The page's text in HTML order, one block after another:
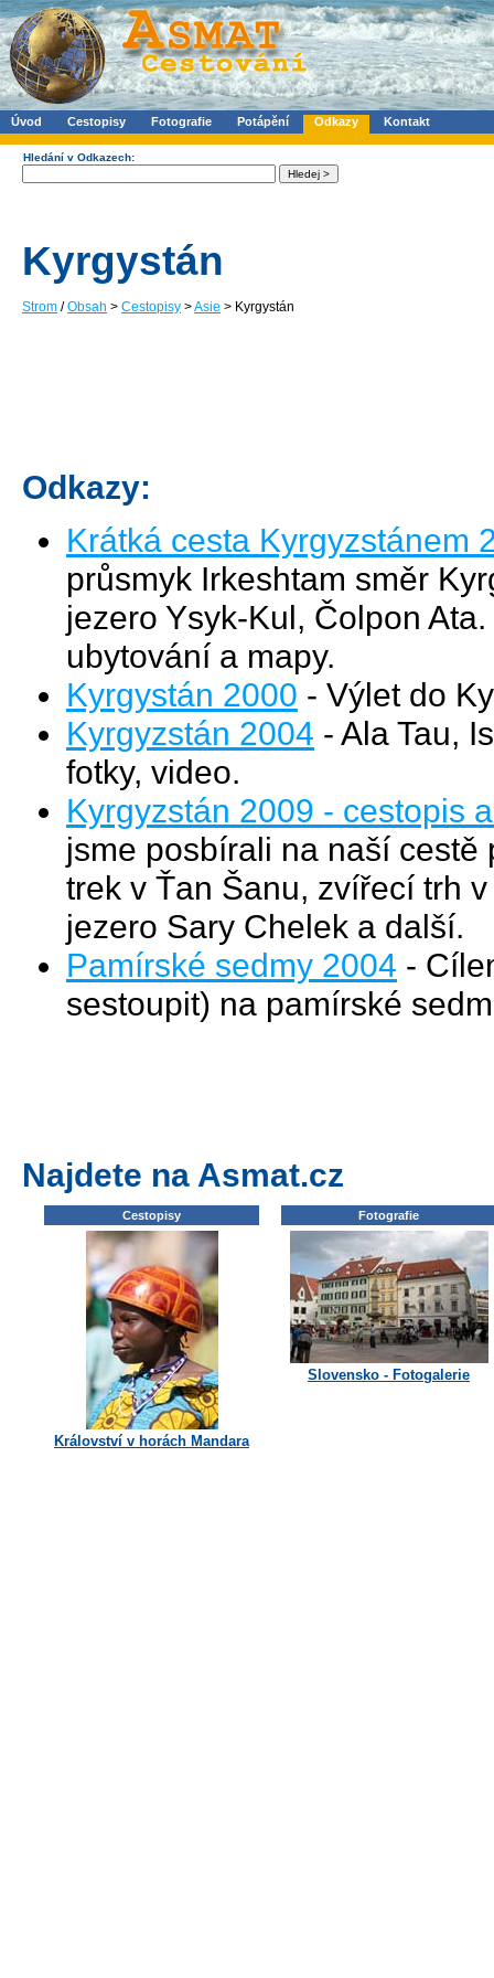
Úvod Cestopisy Fotografie Potápění Odkazy Kontakt
Hledání v Odkazech:
Kyrgystán
Strom /Obsah > Cestopisy >Asie > Kyrgystán
Odkazy:
Krátká cesta Kyrgyzstánem
průsmyk Irkeshtam směr
jezero Ysyk-Kul, Čolpon
ubytování a mapy.
Kyrgystán 2000 - Výlet do
Kyrgyzstán 2004 - Ala Tau,
fotky, video.
Kyrgyzstán 2009 - cestopis
jsme posbírali na naší cestě
trek v Ťan Šanu, zvířecí trh
jezero Sary Chelek a další.
Pamírské sedmy 2004 -
sestoupit) na pamírské
Najdete na Asmat.cz
Cestopisy
Království v horách Mandara
Fotografie
Slovensko - Fotogalerie